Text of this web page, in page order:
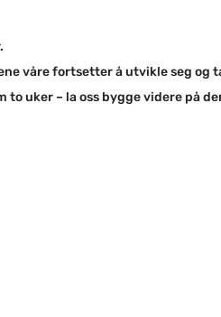
våre fortsetter å utvikle seg og
uker – la oss bygge videre på